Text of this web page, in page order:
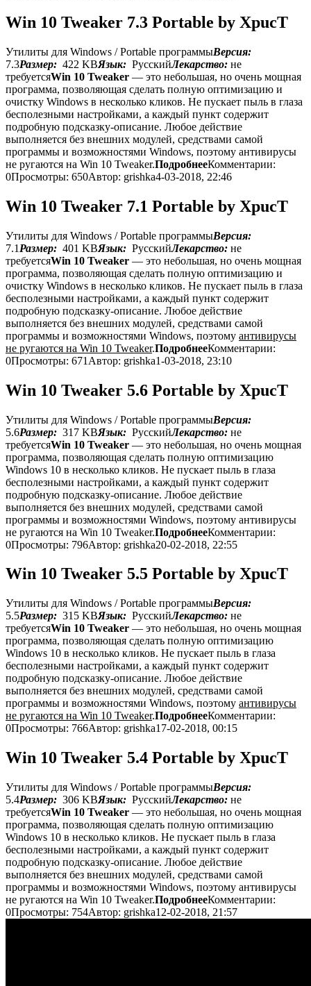
Win 10 Tweaker 7.3 Portable by XpucT
Утилиты для Windows / Portable программыВерсия:
7.3Размер: 422 KBЯзык: РусскийЛекарство: не
требуетсяWin 10 Tweaker — это небольшая, но очень мощная
программа, позволяющая сделать полную оптимизацию и
очистку Windows в несколько кликов. Не пускает пыль в глаза
бесполезными настройками, а каждый пункт содержит
подробную подсказку-описание. Любое действие
выполняется без внешних модулей, средствами самой
программы и возможностями Windows, поэтому антивирусы
не ругаются на Win 10 Tweaker.ПодробнееКомментарии:
0Просмотры: 650Автор: grishka4-03-2018, 22:46
Win 10 Tweaker 7.1 Portable by XpucT
Утилиты для Windows / Portable программыВерсия:
7.1 Размер: 401 KBЯзык: РусскийЛекарство: не
требуетсяWin 10 Tweaker — это небольшая, но очень мощная
программа, позволяющая сделать полную оптимизацию и
очистку Windows в несколько кликов. Не пускает пыль в глаза
бесполезными настройками, а каждый пункт содержит
подробную подсказку-описание. Любое действие
выполняется без внешних модулей, средствами самой
программы и возможностями Windows, поэтому антивирусы
не ругаются на Win 10 Tweaker.ПодробнееКомментарии:
0Просмотры: 671 Автор: grishka1-03-2018, 23:10
Win 10 Tweaker 5.6 Portable by XpucT
Утилиты для Windows / Portable программыВерсия:
5.6Размер: 317 KBЯзык: РусскийЛекарство: не
требуетсяWin 10 Tweaker — это небольшая, но очень мощная
программа, позволяющая сделать полную оптимизацию
Windows 10 в несколько кликов. Не пускает пыль в глаза
бесполезными настройками, а каждый пункт содержит
подробную подсказку-описание. Любое действие
выполняется без внешних модулей, средствами самой
программы и возможностями Windows, поэтому антивирусы
не ругаются на Win 10 Tweaker.ПодробнееКомментарии:
0Просмотры: 796Автор: grishka20-02-2018, 22:55
Win 10 Tweaker 5.5 Portable by XpucT
Утилиты для Windows / Portable программыВерсия:
5.5Размер: 315 KBЯзык: РусскийЛекарство: не
требуетсяWin 10 Tweaker — это небольшая, но очень мощная
программа, позволяющая сделать полную оптимизацию
Windows 10 в несколько кликов. Не пускает пыль в глаза
бесполезными настройками, а каждый пункт содержит
подробную подсказку-описание. Любое действие
выполняется без внешних модулей, средствами самой
программы и возможностями Windows, поэтому антивирусы
не ругаются на Win 10 Tweaker.ПодробнееКомментарии:
0Просмотры: 766Автор: grishka17-02-2018, 00:15
Win 10 Tweaker 5.4 Portable by XpucT
Утилиты для Windows / Portable программыВерсия:
5.4Размер: 306 KBЯзык: РусскийЛекарство: не
требуетсяWin 10 Tweaker — это небольшая, но очень мощная
программа, позволяющая сделать полную оптимизацию
Windows 10 в несколько кликов. Не пускает пыль в глаза
бесполезными настройками, а каждый пункт содержит
подробную подсказку-описание. Любое действие
выполняется без внешних модулей, средствами самой
программы и возможностями Windows, поэтому антивирусы
не ругаются на Win 10 Tweaker.ПодробнееКомментарии:
0Просмотры: 754Автор: grishka12-02-2018, 21:57